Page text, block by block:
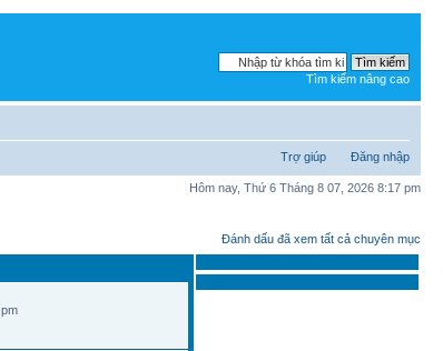
Tìm kiếm nâng cao
Trợ giúp Đăng nhập
Hôm nay, Thứ 6 Tháng 8 07, 2026 8:17 pm
Đánh dấu đã xem tất cả chuyên mục